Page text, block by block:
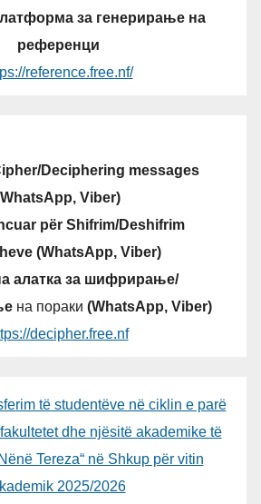
за генерирање на
референци
reference.free.nf/
Deciphering messages
Viber)
për Shifrim/Deshifrim
(WhatsApp, Viber)
алатка за шифрирање/
на пораки (WhatsApp, Viber)
decipher.free.nf
të studentëve në ciklin e parë
dhe njësitë akademike të
Tereza“ në Shkup për vitin
2025/2026